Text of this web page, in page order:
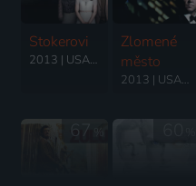
Stokerovi
2013 | USA, Velká Británie | Thriller, Drama, Horor, Mysteriózní
Zlomené
město
2013 | USA | Thriller, Drama, Krimi
67